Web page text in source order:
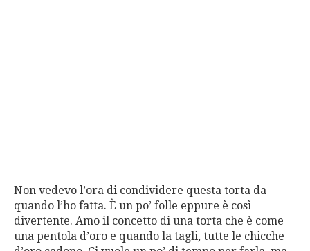
Non vedevo l’ora di condividere questa torta da
quando l’ho fatta. È un po’ folle eppure è così
divertente. Amo il concetto di una torta che è come
una pentola d’oro e quando la tagli, tutte le chicche